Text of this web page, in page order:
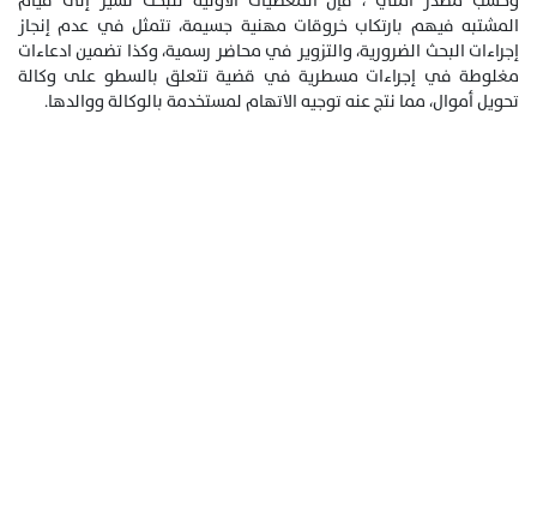
المشتبه فيهم بارتكاب خروقات مهنية جسيمة، تتمثل في عدم إنجاز
إجراءات البحث الضرورية، والتزوير في محاضر رسمية، وكذا تضمين ادعاءات
مغلوطة في إجراءات مسطرية في قضية تتعلق بالسطو على وكالة
تحويل أموال، مما نتج عنه توجيه الاتهام لمستخدمة بالوكالة ووالدها.